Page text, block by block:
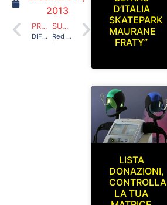
2013
PRECEDENTE
DIFFIDATO NON MOLLARE!
SUCCESSIVO
Red Blue Eagles L’Aquila 1978 in curva sud.L’Aquila-Benevento Sabato 16 Novembre 2013
D’ITALIA
SKATEPARK
MAURANE
FRATY”
LISTA
DONAZIONI,
CONTROLLA
LA TUA